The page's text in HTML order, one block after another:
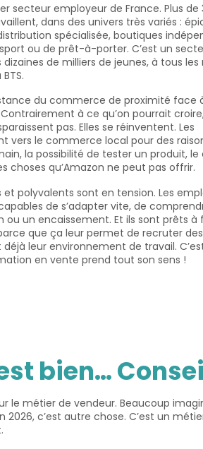
secteur employeur de France. Plus de
dans des univers très variés :
spécialisée, boutiques
ou de prêt-à-porter. C’est un
de milliers de jeunes, à tous les
du commerce de proximité face
à ce qu’on pourrait
pas. Elles se réinventent. Les
vers le commerce local pour des
la possibilité de tester un produit, le
choses qu’Amazon ne peut pas offrir.
polyvalents sont en tension. Les
de s’adapter vite, de
ou un encaissement. Et ils sont prêts à
que ça leur permet de recruter des
leur environnement de travail.
en vente prend tout son sens !
bien…
le métier de vendeur. Beaucoup
c’est autre chose. C’est un